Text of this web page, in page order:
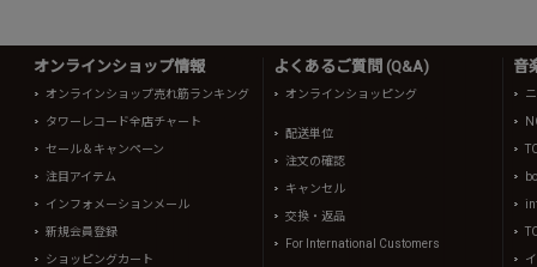
オンラインショップ情報
オンラインショップ売れ筋ランキング
タワーレコード全店チャート
セール＆キャンペーン
注目アイテム
インフォメーションメール
新規会員登録
ショッピングカート
よくあるご質問 (Q&A)
オンラインショッピング
配送単位
注文の確認
キャンセル
交換・返品
For International Customers
音